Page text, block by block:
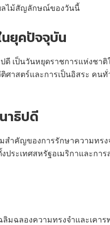
ผลไม้สัญลักษณ์ของวันนี้
นยุคปัจจุบัน
ดี เป็นวันหยุดราชการแห่งชา
ติศาสตร์และการเป็นอิสระ ค
าธิปดี
สำคัญของการรักษาความทร
ประเทศสหรัฐอเมริกาและกา
ลิมฉลองความทรงจำและเคา